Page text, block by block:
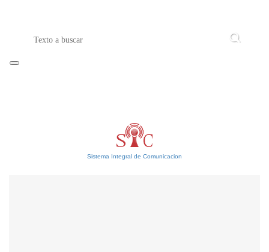
Sistema Integral de Comunicacion